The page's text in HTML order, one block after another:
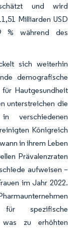
und wird
Milliarden USD
% während des
sich weiterhin
demografische
Hautgesundheit
unterstreichen die
verschiedenen
Königreich
in ihrem Leben
Prävalenzraten
aufweisen –
im Jahr 2022.
für spezifische
was zu erhöhten